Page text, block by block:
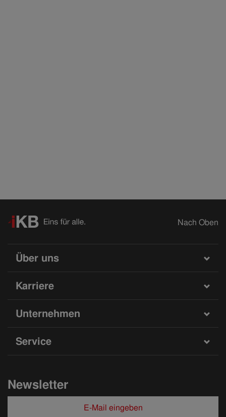
Nach Oben
Über uns
Karriere
Unternehmen
Service
Newsletter